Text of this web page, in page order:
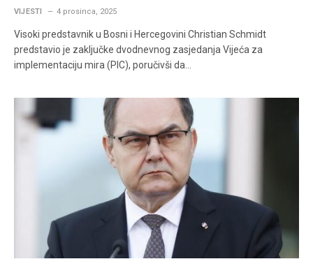
VIJESTI 4 prosinca, 2025
Visoki predstavnik u Bosni i Hercegovini Christian Schmidt
predstavio je zaključke dvodnevnog zasjedanja Vijeća za
implementaciju mira (PIC), poručivši da…